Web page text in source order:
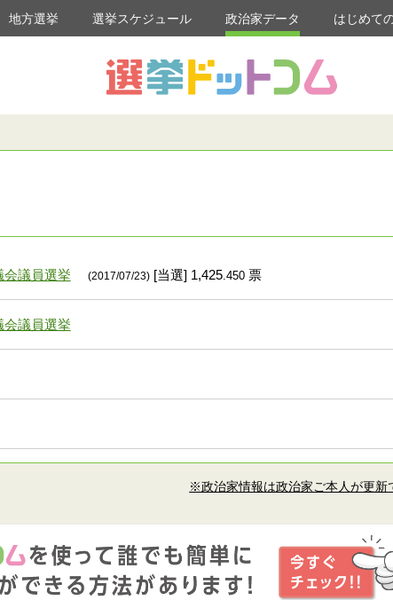
地方選挙 選挙スケジュール 政治家データ はじめて
会議員選挙 (2017/07/23)[当選] 1,425.450票
会議員選挙
※政治家情報は政治家ご本人が更新